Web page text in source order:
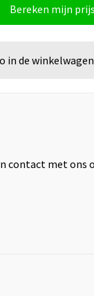
Bereken mijn prijs
in de
contact met ons